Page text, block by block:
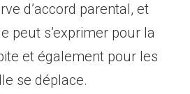
d’accord parental, et
peut s’exprimer pour la
et également pour les
se déplace.